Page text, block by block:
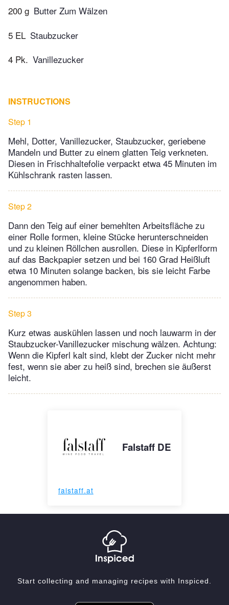
200 g Butter Zum Wälzen
5 EL Staubzucker
4 Pk. Vanillezucker
INSTRUCTIONS
Step 1
Mehl, Dotter, Vanillezucker, Staubzucker, geriebene
Mandeln und Butter zu einem glatten Teig verkneten.
Diesen in Frischhaltefolie verpackt etwa 45 Minuten im
Kühlschrank rasten lassen.
Step 2
Dann den Teig auf einer bemehlten Arbeitsfläche zu
einer Rolle formen, kleine Stücke herunterschneiden
und zu kleinen Röllchen ausrollen. Diese in Kipferlform
auf das Backpapier setzen und bei 160 Grad Heißluft
etwa 10 Minuten solange backen, bis sie leicht Farbe
angenommen haben.
Step 3
Kurz etwas auskühlen lassen und noch lauwarm in der
Staubzucker-Vanillezucker mischung wälzen. Achtung:
Wenn die Kipferl kalt sind, klebt der Zucker nicht mehr
fest, wenn sie aber zu heiß sind, brechen sie äußerst
leicht.
Falstaff DE
falstaff.at
Start collecting and managing recipes with Inspiced.